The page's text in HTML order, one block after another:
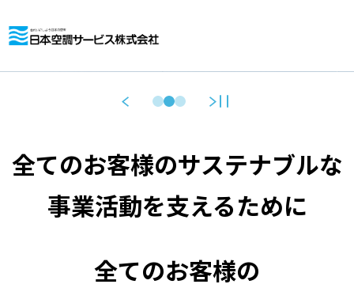
全てのお客様のサステナブルな
事業活動を支えるために
全てのお客様の